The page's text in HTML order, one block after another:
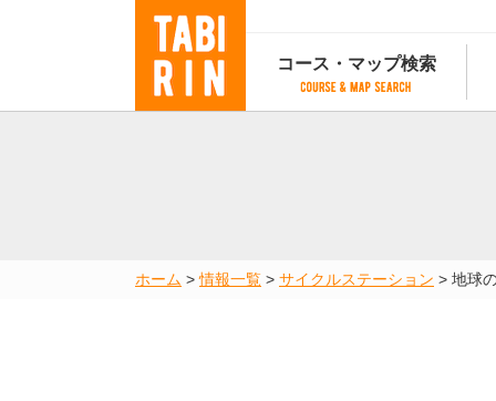
コース・マップ検索
地図から検索
都道
都道
ホーム >情報一覧 > サイクルステーション > 地球